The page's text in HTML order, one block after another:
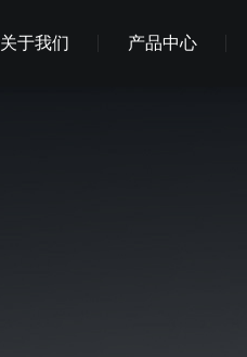
关于我们 产品中心